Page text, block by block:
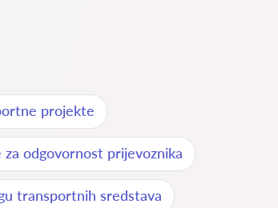
projekte
za odgovornost prijevoznika
transportnih sredstava